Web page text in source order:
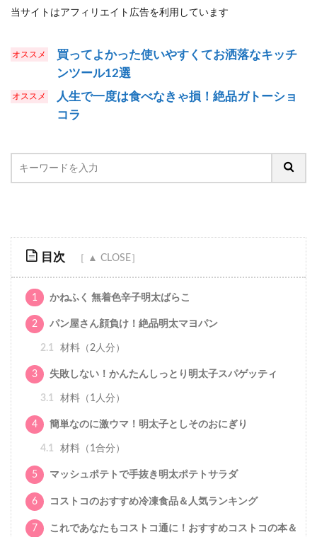
当サイトはアフィリエイト広告を利用しています
買ってよかった使いやすくてお洒落なキッチ
ンツール12選
人生で一度は食べなきゃ損！絶品ガトーショ
コラ
目次
1 かねふく 無着色辛子明太ばらこ
2 パン屋さん顔負け！絶品明太マヨパン
2.1 材料（2人分）
3 失敗しない！かんたんしっとり明太子スパゲッティ
3.1 材料（1人分）
4 簡単なのに激ウマ！明太子としそのおにぎり
4.1 材料（1合分）
5 マッシュポテトで手抜き明太ポテトサラダ
6 コストコのおすすめ冷凍食品＆人気ランキング
7 これであなたもコストコ通に！おすすめコストコの本＆